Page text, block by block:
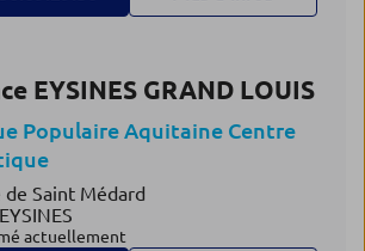
EYSINES GRAND LOUIS
Populaire Aquitaine Centre
de Saint Médard
actuellement